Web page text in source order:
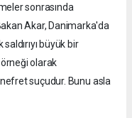
sonrasında
Akar, Danimarka'da
büyük bir
örneği olarak
suçudur. Bunu asla